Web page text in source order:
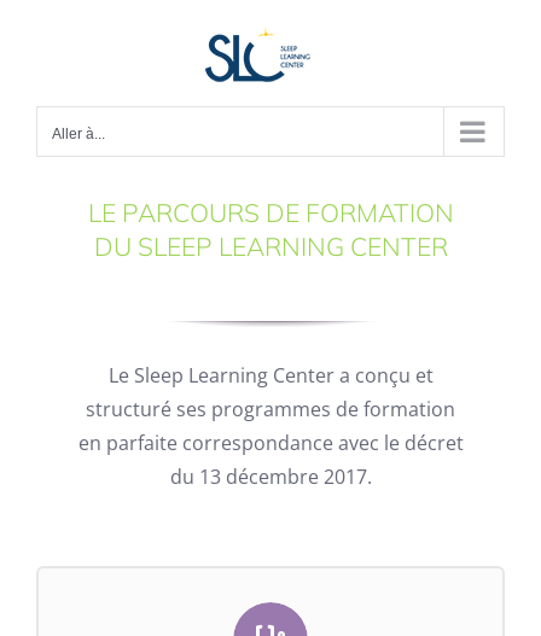
Aller à...
LE PARCOURS DE FORMATION
DU SLEEP LEARNING CENTER
Le Sleep Learning Center a conçu et
structuré ses programmes de formation
en parfaite correspondance avec le décret
du 13 décembre 2017.